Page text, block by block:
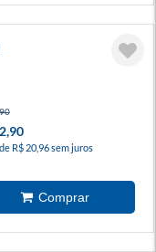
R$ 20,96 sem juros